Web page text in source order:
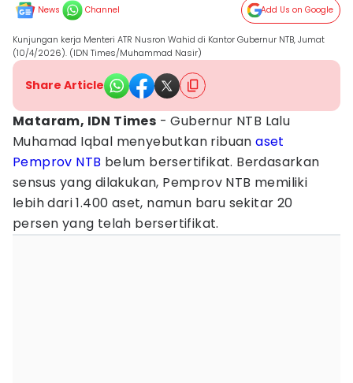
News Channel Add Us on Google
Kunjungan kerja Menteri ATR Nusron Wahid di Kantor Gubernur NTB, Jumat
(10/4/2026). (IDN Times/Muhammad Nasir)
Share Article
Mataram, IDN Times - Gubernur NTB Lalu
Muhamad Iqbal menyebutkan ribuanaset
Pemprov NTB belum bersertifikat. Berdasarkan
sensus yang dilakukan, Pemprov NTB memiliki
lebih dari 1.400 aset, namun baru sekitar 20
persen yang telah bersertifikat.